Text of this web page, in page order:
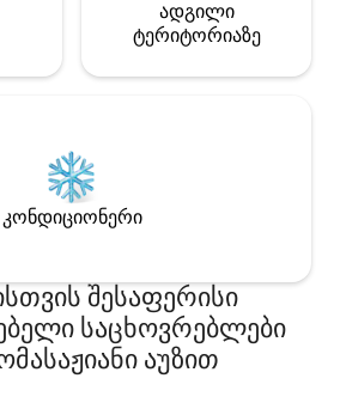
ადგილი
ტერიტორიაზე
კონდიციონერი
შესაფერისი
საცხოვრებლები
აუზით